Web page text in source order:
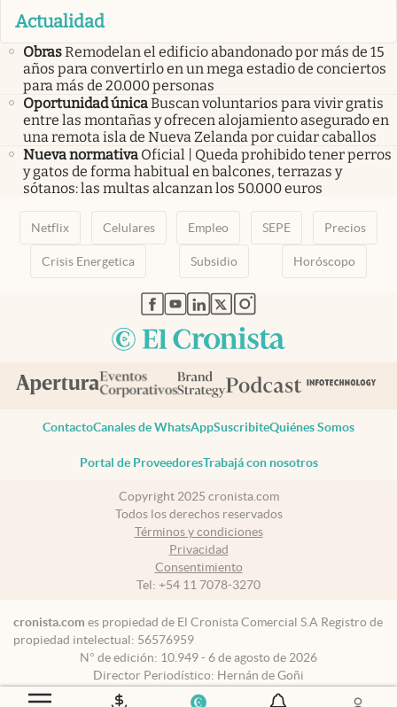
Actualidad
ObrasRemodelan el edificio abandonado por más de 15
años para convertirlo en un mega estadio de conciertos
para más de 20.000 personas
Oportunidad únicaBuscan voluntarios para vivir gratis
entre las montañas y ofrecen alojamiento asegurado en
una remota isla de Nueva Zelanda por cuidar caballos
Nueva normativa Oficial | Queda prohibido tener perros
y gatos de forma habitual en balcones, terrazas y
sótanos: las multas alcanzan los 50.000 euros
Netflix Celulares Empleo SEPE Precios
Crisis Energetica Subsidio Horóscopo
abre en nueva pestaña
abre en nueva pestaña
abre en nueva pestaña
abre en nueva pestaña
abre en nueva pestaña
ContactoCanales de WhatsAppSuscribiteQuiénes Somos
Portal de ProveedoresTrabajá con nosotros
Copyright 2025 cronista.com
Todos los derechos reservados
Términos y condiciones
Privacidad
Consentimiento
Tel: +54 11 7078-3270
cronista.com es propiedad de El Cronista Comercial S.A Registro de
propiedad intelectual: 56576959
N° de edición: 10.949 - 6 de agosto de 2026
Director Periodístico: Hernán de Goñi